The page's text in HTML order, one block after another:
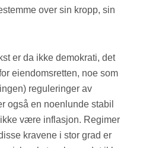
over sin kropp, sin
er da ikke demokrati, det
eiendomsretten, noe som
reguleringer av
også en noenlunde stabil
være inflasjon. Regimer
kravene i stor grad er